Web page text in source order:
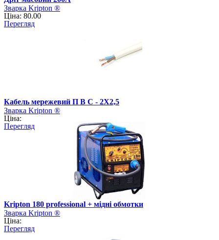
Зварка Kripton ®
Ціна: 80.00
Перегляд
Кабель мережевий П В С - 2Х2,5
Зварка Kripton ®
Ціна:
Перегляд
Kripton 180 professional + мідні обмотки
Зварка Kripton ®
Ціна:
Перегляд